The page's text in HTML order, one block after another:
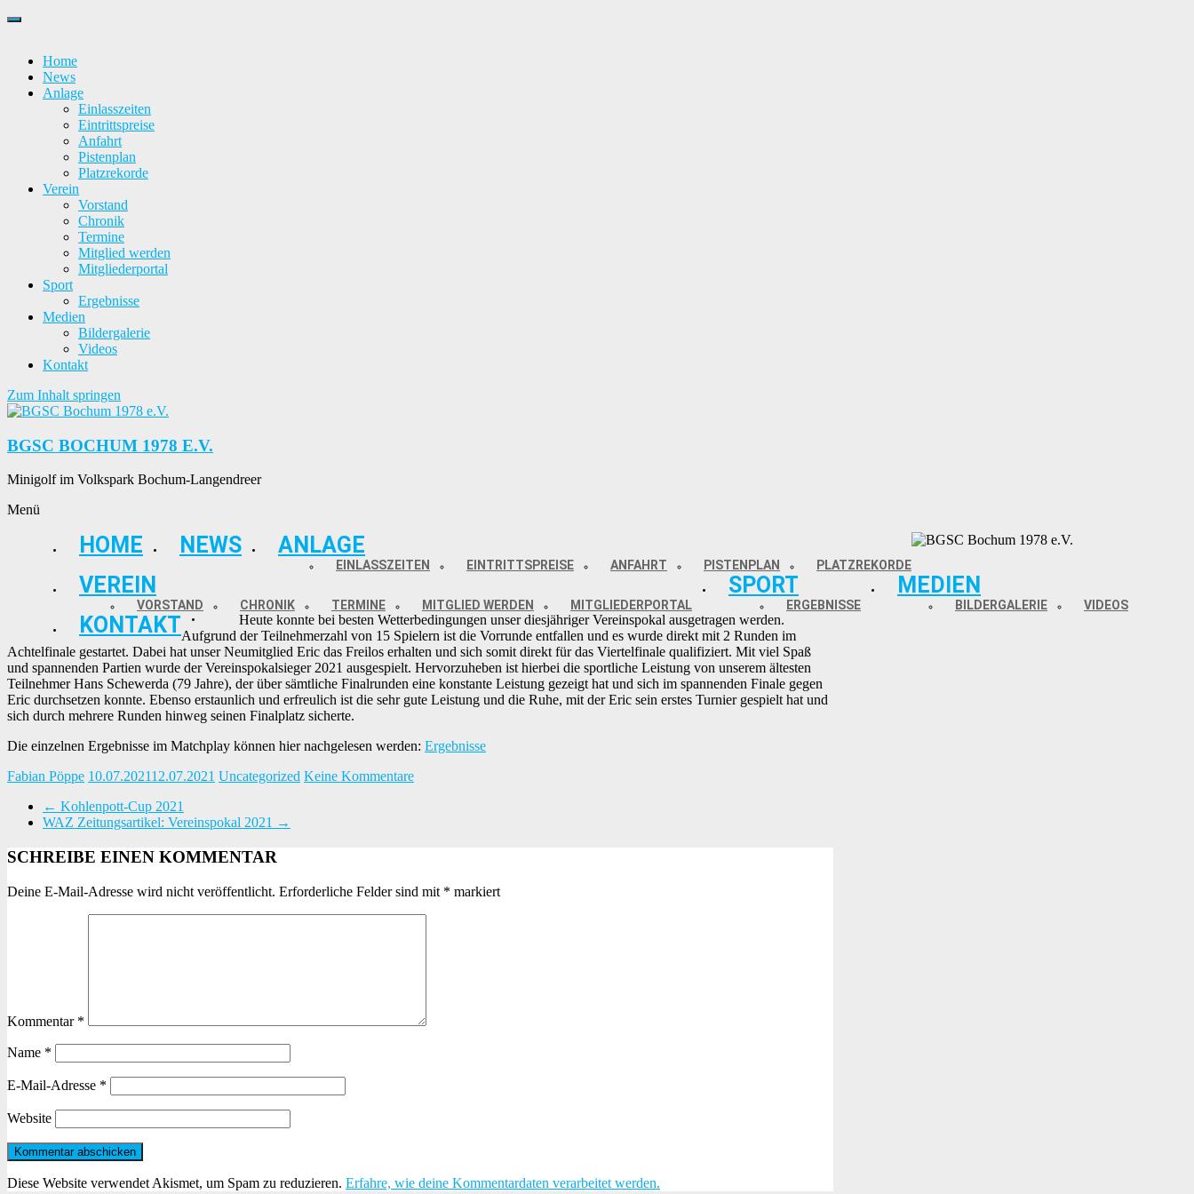
Home
News
Anlage
Einlasszeiten
Eintrittspreise
Anfahrt
Pistenplan
Platzrekorde
Verein
Vorstand
Chronik
Termine
Mitglied werden
Mitgliederportal
Sport
Ergebnisse
Medien
Bildergalerie
Videos
Kontakt
Zum Inhalt springen
BGSC BOCHUM 1978 E.V.
Minigolf im Volkspark Bochum-Langendreer
Menü
HOME NEWS ANLAGE
EINLASSZEITEN EINTRITTSPREISE ANFAHRT PISTENPLAN PLATZREKORDE
VEREIN
VORSTAND CHRONIK TERMINE MITGLIED WERDEN MITGLIEDERPORTAL
SPORT
ERGEBNISSE
MEDIEN
BILDERGALERIE VIDEOS
KONTAKT
Heute konnte bei besten Wetterbedingungen unser diesjähriger Vereinspokal ausgetragen werden.
Aufgrund der Teilnehmerzahl von 15 Spielern ist die Vorrunde entfallen und es wurde direkt mit 2 Runden im
Achtelfinale gestartet. Dabei hat unser Neumitglied Eric das Freilos erhalten und sich somit direkt für das Viertelfinale qualifiziert. Mit viel Spaß
und spannenden Partien wurde der Vereinspokalsieger 2021 ausgespielt. Hervorzuheben ist hierbei die sportliche Leistung von unserem ältesten
Teilnehmer Hans Schewerda (79 Jahre), der über sämtliche Finalrunden eine konstante Leistung gezeigt hat und sich im spannenden Finale gegen
Eric durchsetzen konnte. Ebenso erstaunlich und erfreulich ist die sehr gute Leistung und die Ruhe, mit der Eric sein erstes Turnier gespielt hat und
sich durch mehrere Runden hinweg seinen Finalplatz sicherte.
Die einzelnen Ergebnisse im Matchplay können hier nachgelesen werden: Ergebnisse
Fabian Pöppe 10.07.202112.07.2021 Uncategorized Keine Kommentare
← Kohlenpott-Cup 2021
WAZ Zeitungsartikel: Vereinspokal 2021 →
SCHREIBE EINEN KOMMENTAR
Deine E-Mail-Adresse wird nicht veröffentlicht. Erforderliche Felder sind mit * markiert
Kommentar *
Name *
E-Mail-Adresse *
Website
Diese Website verwendet Akismet, um Spam zu reduzieren. Erfahre, wie deine Kommentardaten verarbeitet werden.